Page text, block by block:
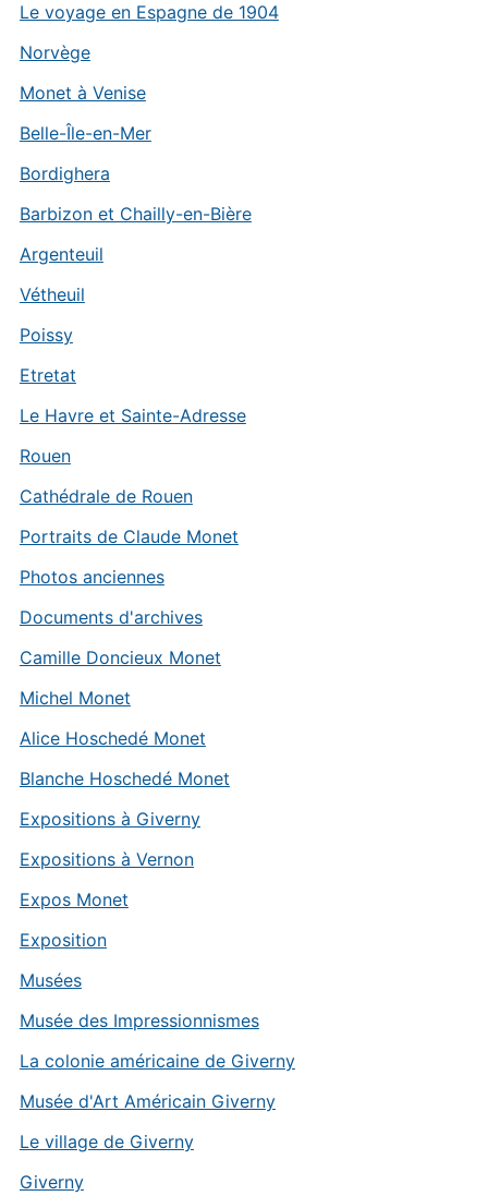
Le voyage en Espagne de 1904
Norvège
Monet à Venise
Belle-Île-en-Mer
Bordighera
Barbizon et Chailly-en-Bière
Argenteuil
Vétheuil
Poissy
Etretat
Le Havre et Sainte-Adresse
Rouen
Cathédrale de Rouen
Portraits de Claude Monet
Photos anciennes
Documents d'archives
Camille Doncieux Monet
Michel Monet
Alice Hoschedé Monet
Blanche Hoschedé Monet
Expositions à Giverny
Expositions à Vernon
Expos Monet
Exposition
Musées
Musée des Impressionnismes
La colonie américaine de Giverny
Musée d'Art Américain Giverny
Le village de Giverny
Giverny